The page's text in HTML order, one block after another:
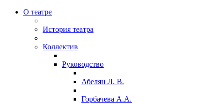
О театре
История театра
Коллектив
Руководство
Абелян Л. В.
Горбачева А.А.